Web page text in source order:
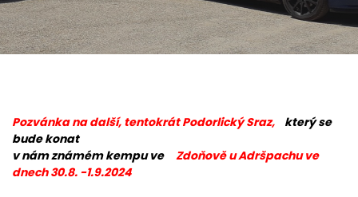
Pozvánka na další, tentokrát Podorlický Sraz, který se
bude konat
v nám známém kempuve
Zdoňově u Adršpachu ve
dnech 30.8. -1.9.2024